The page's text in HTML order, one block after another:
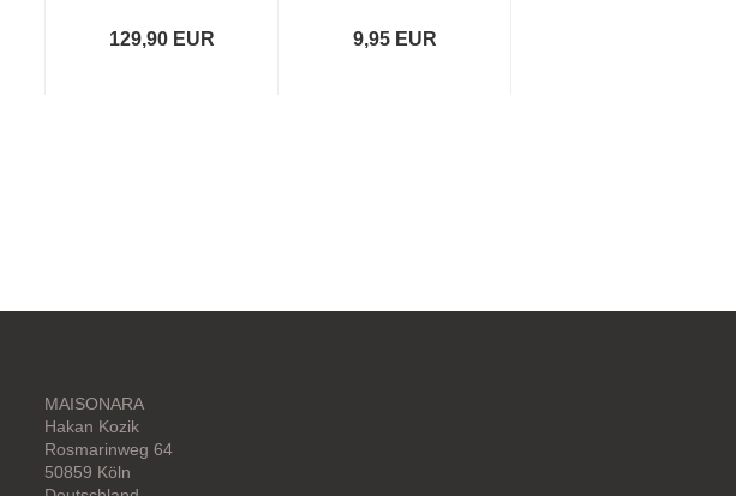
129,90 EUR 9,95 EUR
MAISONARA
Hakan Kozik
Rosmarinweg 64
50859 Köln